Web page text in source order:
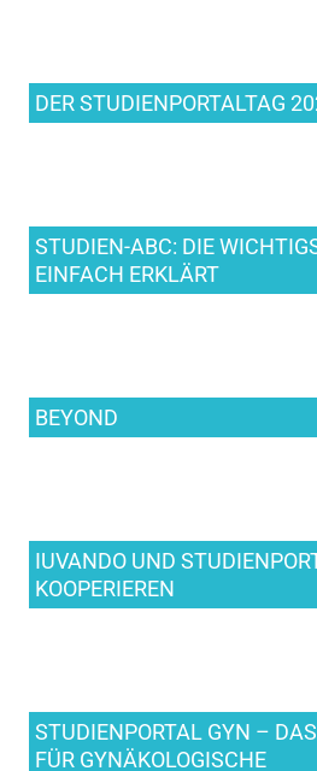
DER STUDIENPORTALTAG
STUDIEN-ABC: DIE
EINFACH ERKLÄRT
BEYOND
IUVANDO UND
KOOPERIEREN
STUDIENPORTAL GYN –
FÜR GYNÄKOLOGISCHE